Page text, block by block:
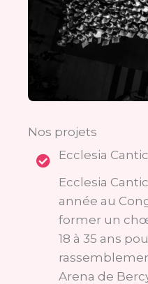
Nos projets
Ecclesia
Ecclesia
année au
former un
18 à 35 ans
Arena de